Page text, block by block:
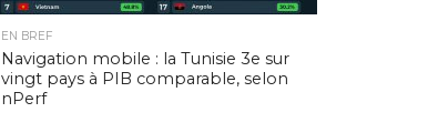
EN BREF
Navigation mobile : la Tunisie 3e sur
vingt pays à PIB comparable, selon
nPerf